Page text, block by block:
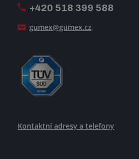
+420 518 399 588
gumex@gumex.cz
Kontaktní adresy a telefony